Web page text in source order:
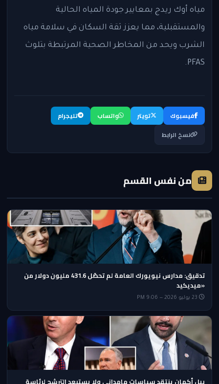
مياه أوك ريدج بمعايير جودة المياه الحالية
والمستقبلية، مما يعزز ثقة السكان في سلامة مياه
الشرب ويحد من المخاطر الصحية المرتبطة بتلوث
PFAS.
فيسبوك تويتر واتساب
تليجرام
نسخ الرابط
من نفس القسم
تدقيق: مدارس نيويورك العامة لم تحصّل 431.6 مليون دولار من
«ميديكيد
بيل أكمان ينتقد سياسات مامداني ولا يستبعد الترشح لرئاسة